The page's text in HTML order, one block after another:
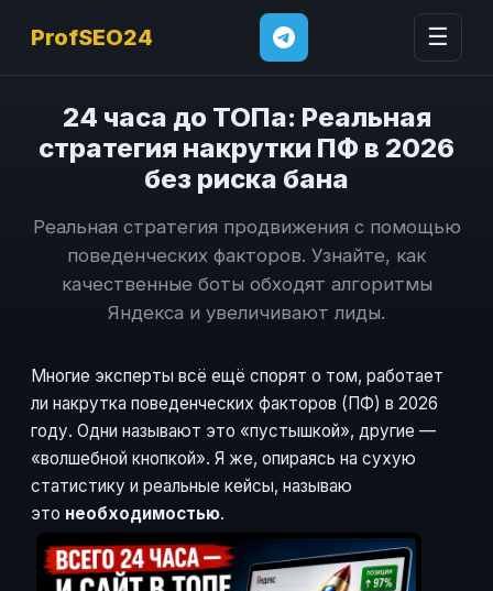
ProfSEO24 ☰
24 часа до ТОПа: Реальная
стратегия накрутки ПФ в 2026
без риска бана
Реальная стратегия продвижения с помощью
поведенческих факторов. Узнайте, как
качественные боты обходят алгоритмы
Яндекса и увеличивают лиды.
Многие эксперты всё ещё спорят о том, работает
ли накрутка поведенческих факторов (ПФ) в 2026
году. Одни называют это «пустышкой», другие —
«волшебной кнопкой». Я же, опираясь на сухую
статистику и реальные кейсы, называю
это необходимостью.